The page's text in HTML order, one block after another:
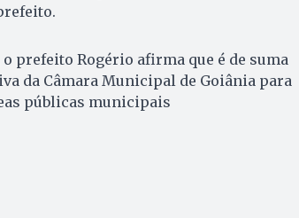
prefeito Rogério afirma que é de suma
da Câmara Municipal de Goiânia para
públicas municipais